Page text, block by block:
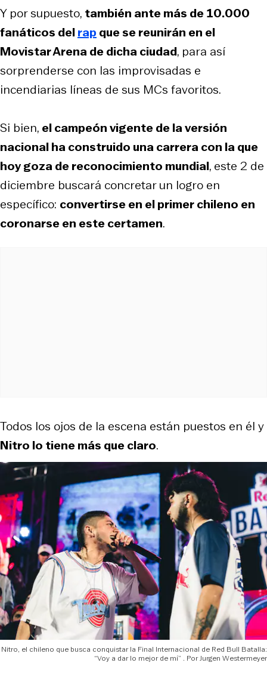
Y por supuesto, también ante más de 10.000
fanáticos delrap que se reunirán en el
Movistar Arena de dicha ciudad, para así
sorprenderse con las improvisadas e
incendiarias líneas de sus MCs favoritos.
Si bien, el campeón vigente de la versión
nacional ha construido una carrera con la que
hoy goza de reconocimiento mundial, este 2 de
diciembre buscará concretar un logro en
específico: convertirse en el primer chileno en
coronarse en este certamen.
Todos los ojos de la escena están puestos en él y
Nitro lo tiene más que claro.
Nitro, el chileno que busca conquistar la Final Internacional de Red Bull Batalla:
“Voy a dar lo mejor de mí”
Jurgen Westermeyer